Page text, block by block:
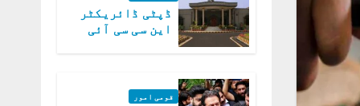
ڈپٹی ڈائریکٹر
این سی سی آئی
قومی امور